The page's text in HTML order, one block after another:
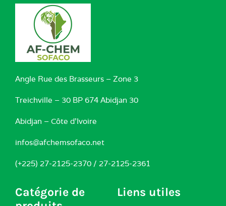
Angle Rue des Brasseurs – Zone 3
Treichville – 30 BP 674 Abidjan 30
Abidjan – Côte d’Ivoire
infos@afchemsofaco.net
(+225) 27-2125-2370 / 27-2125-2361
Catégorie de
Liens utiles